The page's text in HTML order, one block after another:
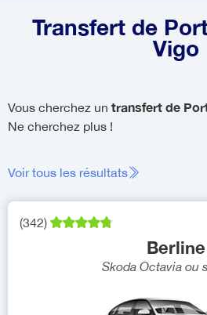
Transfert de
Vigo
Vous cherchez un transfert de
Ne cherchez plus !
Voir tous les résultats
(342)
Berline
Skoda Octavia ou